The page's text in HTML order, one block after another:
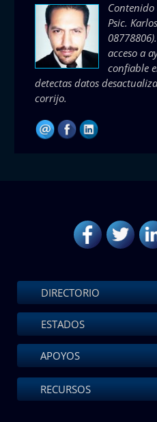
Psic.
acceso a
confiable
detectas datos
corrijo.
DIRECTORIO
ESTADOS
APOYOS
RECURSOS